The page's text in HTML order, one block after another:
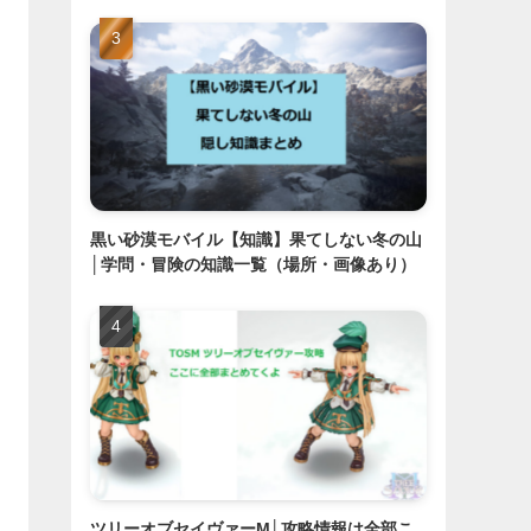
黒い砂漠モバイル【知識】果てしない冬の山
│学問・冒険の知識一覧（場所・画像あり）